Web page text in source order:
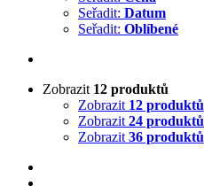
Seřadit: Datum
Seřadit: Oblíbené
Zobrazit 12 produktů
Zobrazit 12 produktů
Zobrazit 24 produktů
Zobrazit 36 produktů